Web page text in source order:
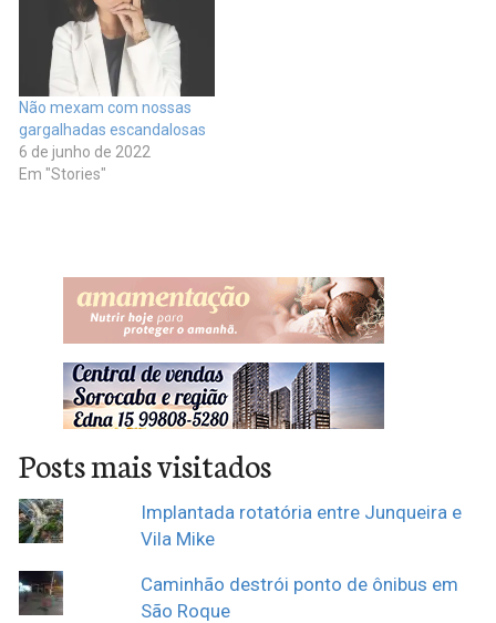
Não mexam com nossas
gargalhadas escandalosas
6 de junho de 2022
Em "Stories"
Posts mais visitados
Implantada rotatória entre Junqueira e
Vila Mike
Caminhão destrói ponto de ônibus em
São Roque